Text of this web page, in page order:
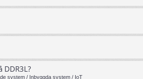
DDR3L?
system / Inbyggda system / IoT